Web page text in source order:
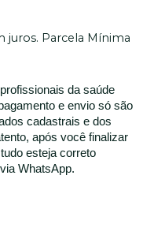
juros. Parcela Mínima
da saúde
e envio só são
cadastrais e dos
após você finalizar
esteja correto
WhatsApp.